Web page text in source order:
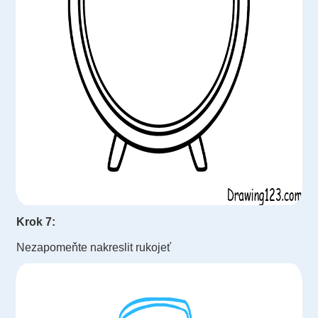
Krok 7:
Nezapomeňte nakreslit rukojeť